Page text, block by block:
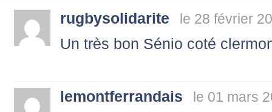
rugbysolidarite le 28 février
Un très bon Sénio coté
lemontferrandais le 01 mars